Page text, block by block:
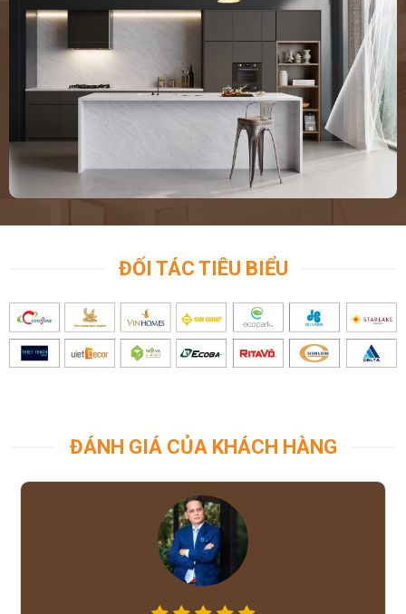
ĐỐI TÁC TIÊU BIỂU
ĐÁNH GIÁ CỦA KHÁCH HÀNG